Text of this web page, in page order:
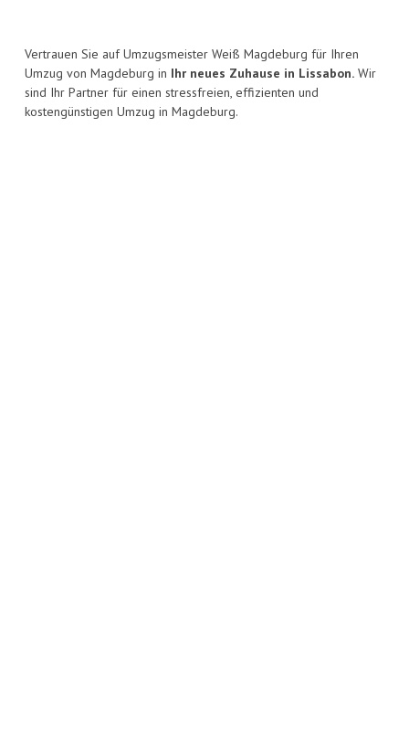
Vertrauen Sie auf Umzugsmeister Weiß Magdeburg für Ihren
Umzug von Magdeburg in Ihr neues Zuhause in Lissabon. Wir
sind Ihr Partner für einen stressfreien, effizienten und
kostengünstigen Umzug in Magdeburg.